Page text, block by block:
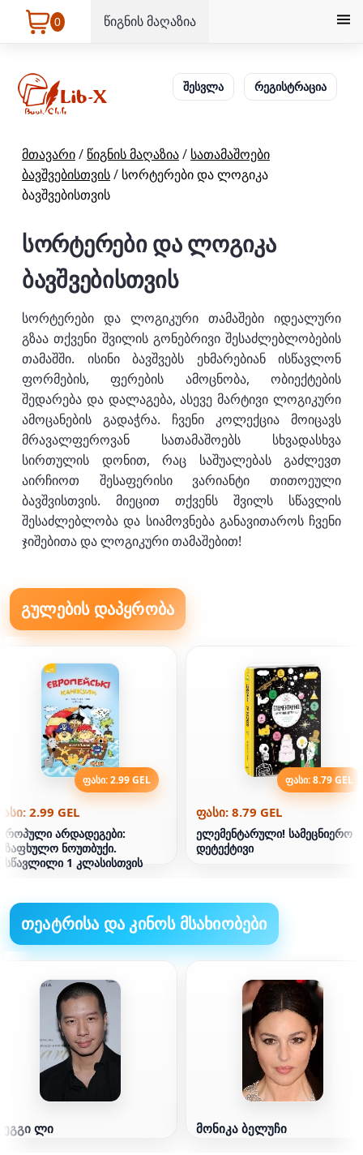
0 წიგნის მაღაზია
შესვლა რეგისტრაცია
მთავარი/ წიგნის მაღაზია/ სათამაშოები
ბავშვებისთვის/ სორტერები და ლოგიკა
ბავშვებისთვის
სორტერები და ლოგიკა
ბავშვებისთვის
სორტერები და ლოგიკური თამაშები იდეალური
გზაა თქვენი შვილის გონებრივი შესაძლებლობების
თამაშში. ისინი ბავშვებს ეხმარებიან ისწავლონ
ფორმების, ფერების ამოცნობა, ობიექტების
შედარება და დალაგება, ასევე მარტივი ლოგიკური
ამოცანების გადაჭრა. ჩვენი კოლექცია მოიცავს
მრავალფეროვან სათამაშოებს სხვადასხვა
სირთულის დონით, რაც საშუალებას გაძლევთ
აირჩიოთ შესაფერისი ვარიანტი თითოეული
ბავშვისთვის. მიეცით თქვენს შვილს სწავლის
შესაძლებლობა და სიამოვნება განავითაროს ჩვენი
ჯიშებითა და ლოგიკური თამაშებით!
გულების დაპყრობა
ფასი: 2.99 GEL
2.99 GEL
არდადეგები:
ნოუთბუქი.
1 კლასისთვის
ფასი: 8.79 GEL
ფასი: 8.79 GEL
ელემენტარული! სამეცნიერო
დეტექტივი
თეატრისა და კინოს მსახიობები
ლი მონიკა ბელუჩი